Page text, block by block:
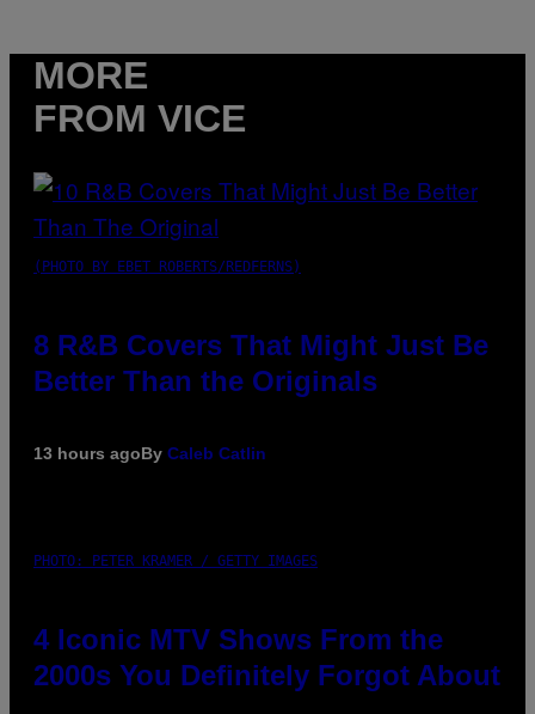
MORE
FROM VICE
(PHOTO BY EBET ROBERTS/REDFERNS)
8 R&B Covers That Might Just Be
Better Than the Originals
13 hours agoBy Caleb Catlin
PHOTO: PETER KRAMER / GETTY IMAGES
4 Iconic MTV Shows From the
2000s You Definitely Forgot About